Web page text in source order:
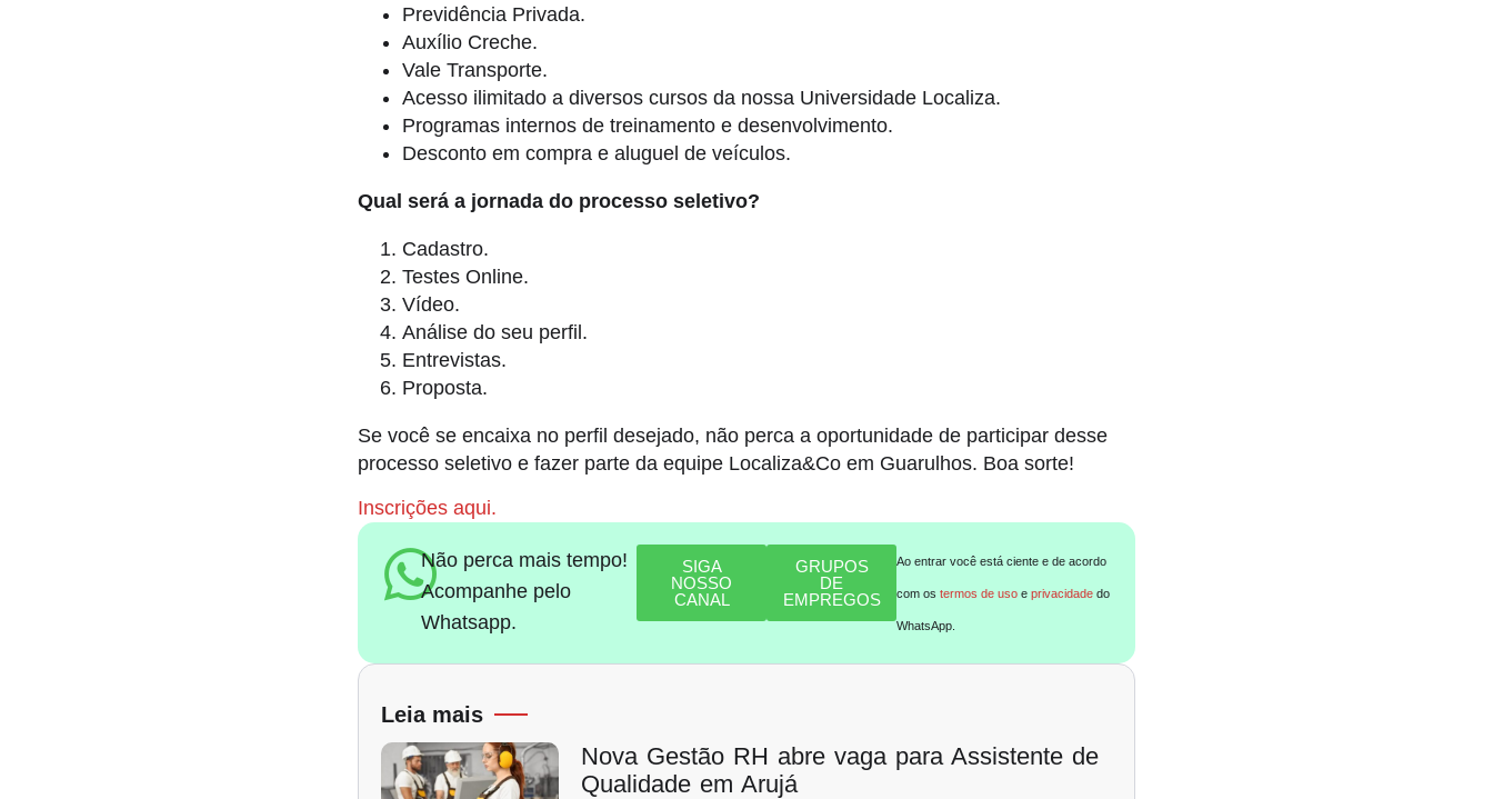
Previdência Privada.
Auxílio Creche.
Vale Transporte.
Acesso ilimitado a diversos cursos da nossa Universidade Localiza.
Programas internos de treinamento e desenvolvimento.
Desconto em compra e aluguel de veículos.
Qual será a jornada do processo seletivo?
Cadastro.
Testes Online.
Vídeo.
Análise do seu perfil.
Entrevistas.
Proposta.
Se você se encaixa no perfil desejado, não perca a oportunidade de participar desse
processo seletivo e fazer parte da equipe Localiza&Co em Guarulhos. Boa sorte!
Inscrições aqui.
Não perca mais tempo!
Acompanhe pelo
Whatsapp.
SIGA
NOSSO
CANAL
GRUPOS
DE
EMPREGOS
Ao entrar você está ciente e de acordo
com ostermos de uso eprivacidade do
WhatsApp.
Leia mais
Nova Gestão RH abre vaga para Assistente de
Qualidade em Arujá